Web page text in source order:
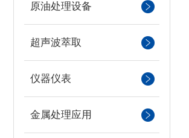
原油处理设备
超声波萃取
仪器仪表
金属处理应用